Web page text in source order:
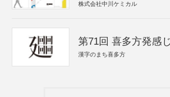
株式会社中川ケミカル
第71回 喜多方発感
漢字のまち喜多方